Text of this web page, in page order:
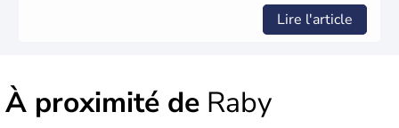
Lire l'article
À proximité de Raby